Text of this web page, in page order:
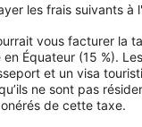
les frais suivants à
vous facturer la
Équateur (15 %).
et un visa
ne sont pas
de cette taxe.